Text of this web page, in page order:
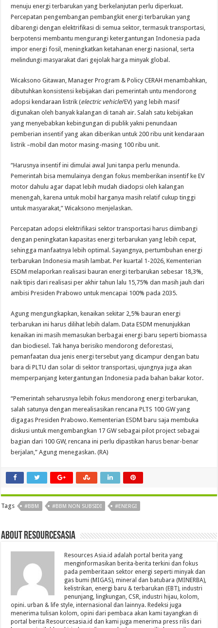
menuju energi terbarukan yang berkelanjutan perlu diperkuat.
Percepatan pengembangan pembangkit energi terbarukan yang
dibarengi dengan elektrifikasi di semua sektor, termasuk transportasi,
berpotensi membantu mengurangi ketergantungan Indonesia pada
impor energi fosil, meningkatkan ketahanan energi nasional, serta
melindungi masyarakat dari gejolak harga minyak global.
Wicaksono Gitawan, Manager Program & Policy CERAH menambahkan,
dibutuhkan konsistensi kebijakan dari pemerintah untu mendorong
adopsi kendaraan listrik (electric vehicle/EV) yang lebih masif
digunakan oleh banyak kalangan di tanah air. Salah satu kebijakan
yang menyebabkan kebingungan di publik yakni penundaan
pemberian insentif yang akan diberikan untuk 200 ribu unit kendaraan
listrik –mobil dan motor masing-masing 100 ribu unit.
“Harusnya insentif ini dimulai awal Juni tanpa perlu menunda.
Pemerintah bisa memulainya dengan fokus memberikan insentif ke EV
motor dahulu agar dapat lebih mudah diadopsi oleh kalangan
menengah, karena untuk mobil harganya masih relatif cukup tinggi
untuk masyarakat,” Wicaksono menjelaskan.
Percepatan adopsi elektrifikasi sektor transportasi harus diimbangi
dengan peningkatan kapasitas energi terbarukan yang lebih cepat,
sehingga manfaatnya lebih optimal. Sayangnya, pertumbuhan energi
terbarukan Indonesia masih lambat. Per kuartal 1-2026, Kementerian
ESDM melaporkan realisasi bauran energi terbarukan sebesar 18,3%,
naik tipis dari realisasi per akhir tahun lalu 15,75% dan masih jauh dari
ambisi Presiden Prabowo untuk mencapai 100% pada 2035.
Agung mengungkapkan, kenaikan sekitar 2,5% bauran energi
terbarukan ini harus dilihat lebih dalam. Data ESDM menunjukkan
kenaikan ini masih memasukan berbagai energi baru seperti biomassa
dan biodiesel. Tak hanya berisiko mendorong deforestasi,
pemanfaatan dua jenis energi tersebut yang dicampur dengan batu
bara di PLTU dan solar di sektor transportasi, ujungnya juga akan
memperpanjang ketergantungan Indonesia pada bahan bakar kotor.
“Pemerintah seharusnya lebih fokus mendorong energi terbarukan,
salah satunya dengan merealisasikan rencana PLTS 100 GW yang
digagas Presiden Prabowo. Kementerian ESDM baru saja membuka
diskusi untuk mengembangkan 17 GW sebagai pilot project sebagai
bagian dari 100 GW, rencana ini perlu dipastikan harus benar-benar
berjalan,” Agung menegaskan. (RA)
Tags #BBM #BBM NON SUBSIDI #ENERGI
About Resourcesasia
Resources Asia.id adalah portal berita yang
menginformasikan berita-berita terkini dan fokus
pada pemberitaan sektor energi seperti minyak dan
gas bumi (MIGAS), mineral dan batubara (MINERBA),
kelistrikan, energi baru & terbarukan (EBT), industri
penunjang, lingkungan, CSR, industri hijau, kolom,
opini. urban & life style, internasional dan lainnya. Redeksi juga
menerima tulisan kolom, opini dari pembaca akan kami tayangkan di
portal berita Resourcesasia.id dan kami juga menerima press rilis dari